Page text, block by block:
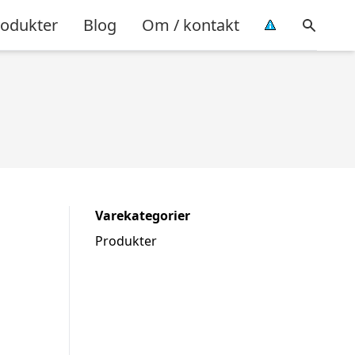
Blog Om / kontakt
Varekategorier
Produkter